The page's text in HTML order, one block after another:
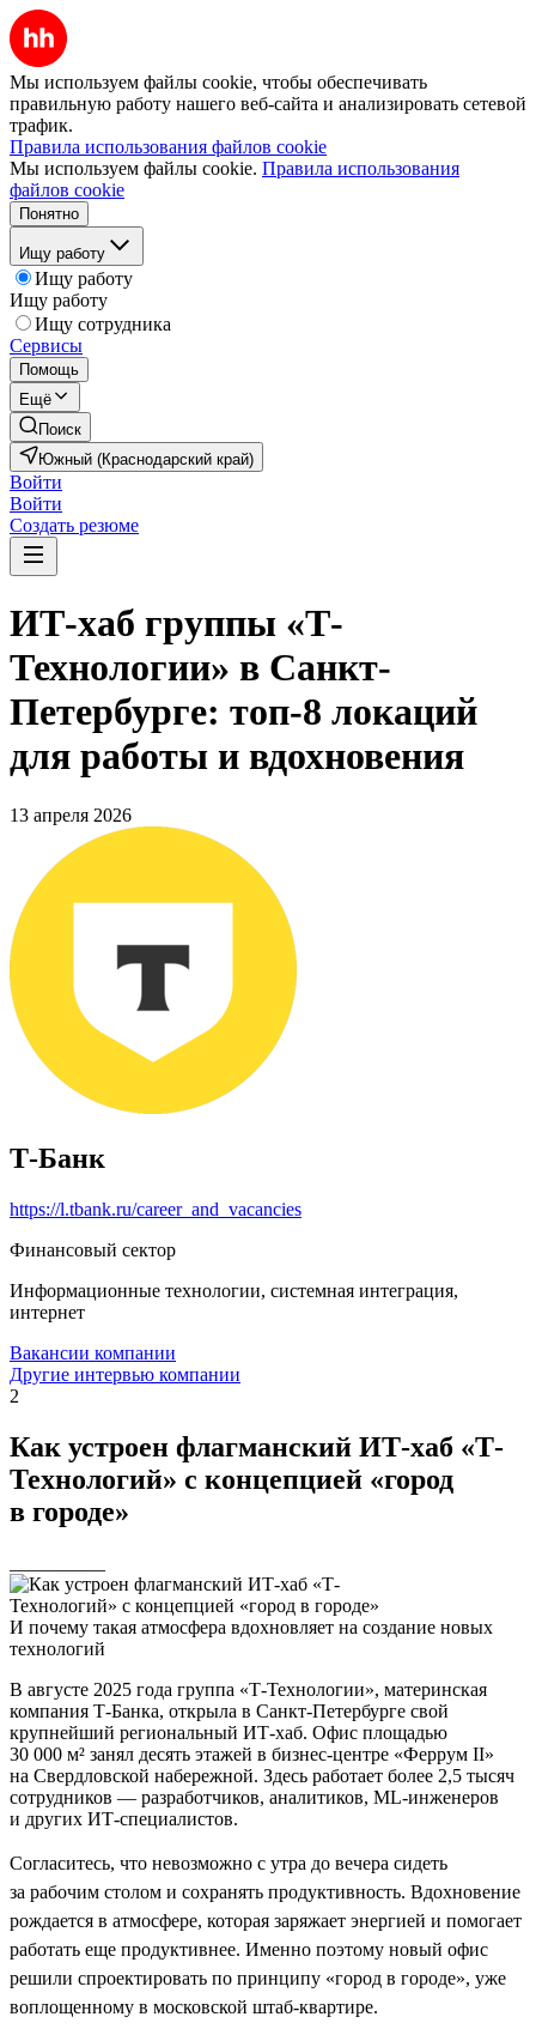
Мы используем файлы cookie, чтобы обеспечивать
правильную работу нашего веб-сайта и анализировать сетевой
трафик.
Правила использования файлов cookie
Мы используем файлы cookie. Правила использования
файлов cookie
Понятно
Ищу работу
Ищу работу
Ищу работу
Ищу сотрудника
Сервисы
Помощь
Ещё
Поиск
Южный (Краснодарский край)
Войти
Войти
Создать резюме
ИТ-хаб группы «Т-
Технологии» в Санкт-
Петербурге: топ-8 локаций
для работы и вдохновения
13 апреля 2026
Т-Банк
https://l.tbank.ru/career_and_vacancies
Финансовый сектор
Информационные технологии, системная интеграция,
интернет
Вакансии компании
Другие интервью компании
2
Как устроен флагманский ИТ-хаб «Т-
Технологий» с концепцией «город
в городе»
И почему такая атмосфера вдохновляет на создание новых
технологий
В августе 2025 года группа «Т-Технологии», материнская
компания Т-Банка, открыла в Санкт-Петербурге свой
крупнейший региональный ИТ-хаб. Офис площадью
30 000 м² занял десять этажей в бизнес-центре «Феррум II»
на Свердловской набережной. Здесь работает более 2,5 тысяч
сотрудников — разработчиков, аналитиков, ML-инженеров
и других ИТ-специалистов.
Согласитесь, что невозможно с утра до вечера сидеть
за рабочим столом и сохранять продуктивность. Вдохновение
рождается в атмосфере, которая заряжает энергией и помогает
работать еще продуктивнее. Именно поэтому новый офис
решили спроектировать по принципу «город в городе», уже
воплощенному в московской штаб-квартире.